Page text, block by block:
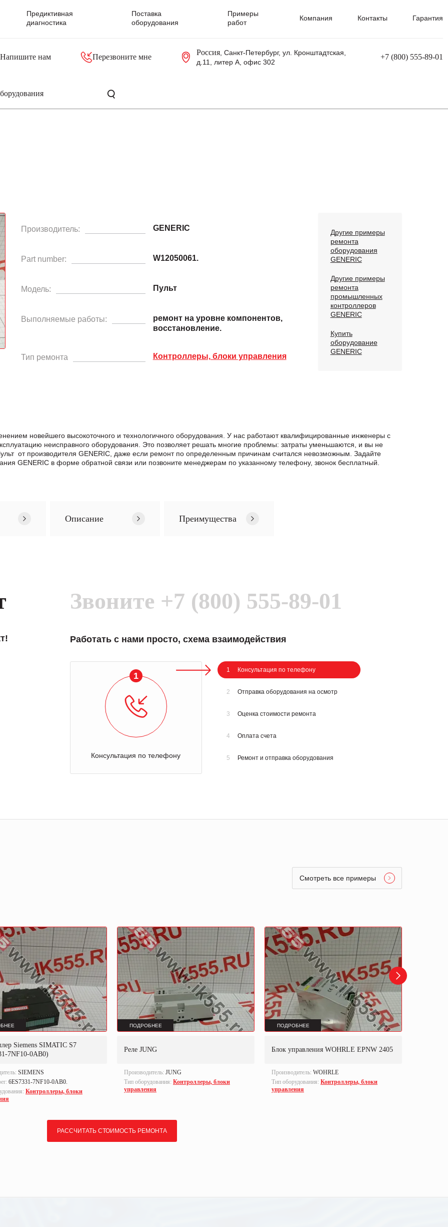
Предиктивная
диагностика
Поставка
оборудования
Примеры
работ
Компания Контакты Гарантия
Напишите нам Перезвоните мне
Россия, Санкт-Петербург, ул. Кронштадтская,
д.11, литер А, офис 302
+7 (800) 555-89-01
Производитель: GENERIC
Part number: W12050061.
Модель: Пульт
Выполняемые работы:
ремонт на уровне компонентов,
восстановление.
Тип ремонта Контроллеры, блоки управления
Другие примеры
ремонта
оборудования
GENERIC
Другие примеры
ремонта
промышленных
контроллеров
GENERIC
Купить
оборудование
GENERIC
новейшего высокоточного и технологичного оборудования. У нас работают квалифицированные инженеры с
неисправного оборудования. Это позволяет решать многие проблемы: затраты уменьшаются, и вы не
от производителя GENERIC, даже если ремонт по определенным причинам считался невозможным. Задайте
GENERIC в формe обратной связи или позвоните менеджерам по указанному телефону, звонок бесплатный.
Описание Преимущества
Звоните +7 (800) 555-89-01
Работать с нами просто, схема взаимодействия
1
Консультация по телефону
1 Консультация по телефону
2 Отправка оборудования на осмотр
3 Оценка стоимости ремонта
4 Оплата счета
5 Ремонт и отправка оборудования
Смотреть все примеры
Siemens SIMATIC S7
7NF10-0AB0)
SIEMENS
6ES7331-7NF10-0AB0.
Контроллеры, блоки
ПОДРОБНЕЕ
Реле JUNG
Производитель: JUNG
Тип оборудования: Контроллеры, блоки
управления
ПОДРОБНЕЕ
Блок управления WOHRLE EPNW 2405
Производитель: WOHRLE
Тип оборудования: Контроллеры, блоки
управления
РАССЧИТАТЬ СТОИМОСТЬ РЕМОНТА